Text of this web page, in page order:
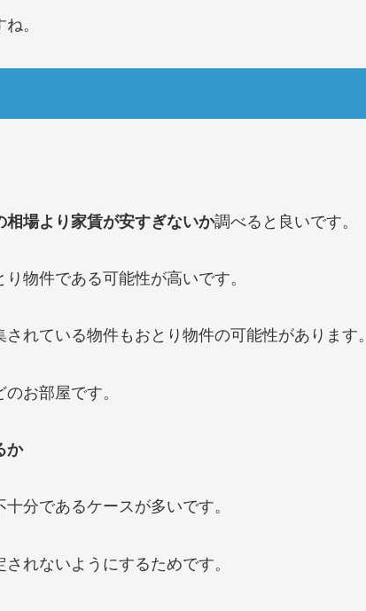
。
相場より家賃が安すぎないか調べると良いです。
物件である可能性が高いです。
れている物件もおとり物件の可能性があります。
お部屋です。
か
分であるケースが多いです。
れないようにするためです。